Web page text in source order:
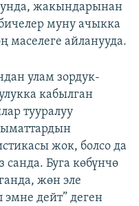
жакындарынан
муну ачыкка
маселеге айланууда.
улам зордук-
кабылган
тууралуу
жок, болсо да
санда. Буга көбүнчө
жөн эле
дейт” деген